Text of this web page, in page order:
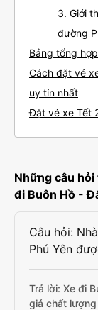
3. Giới
đường
Bảng tổng
Cách đặt vé
uy tín nhất
Đặt vé xe Tết
Những câu
đi Buôn Hồ -
Câu hỏi:
Phú Yên
Trả lời: Xe đi
giá chất lượng